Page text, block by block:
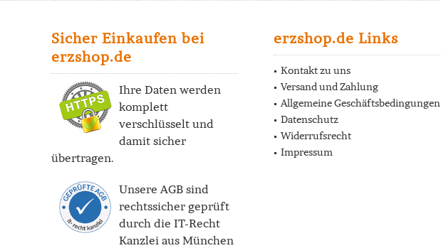
Sicher Einkaufen bei
erzshop.de
Ihre Daten werden
komplett
verschlüsselt und
damit sicher
übertragen.
Unsere AGB sind
rechtssicher geprüft
durch die IT-Recht
Kanzlei aus München
erzshop.de Links
Kontakt zu uns
Versand und Zahlung
Allgemeine Geschäftsbedingungen
Datenschutz
Widerrufsrecht
Impressum